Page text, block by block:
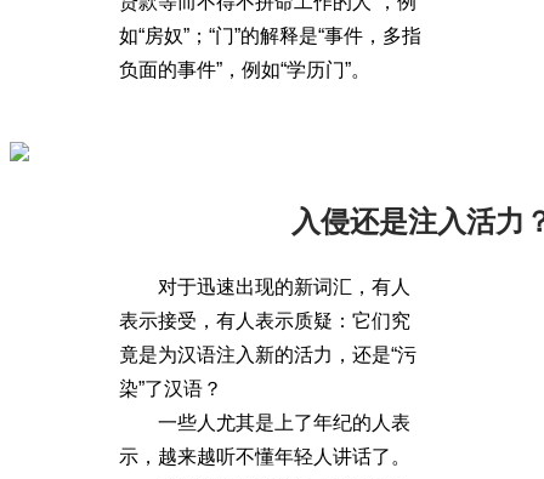
如“房奴”；“门”的解释是“事件，多指
负面的事件”，例如“学历门”。
入侵还是注入活力
对于迅速出现的新词汇，有人
表示接受，有人表示质疑：它们究
竟是为汉语注入新的活力，还是“污
染”了汉语？
一些人尤其是上了年纪的人表
示，越来越听不懂年轻人讲话了。